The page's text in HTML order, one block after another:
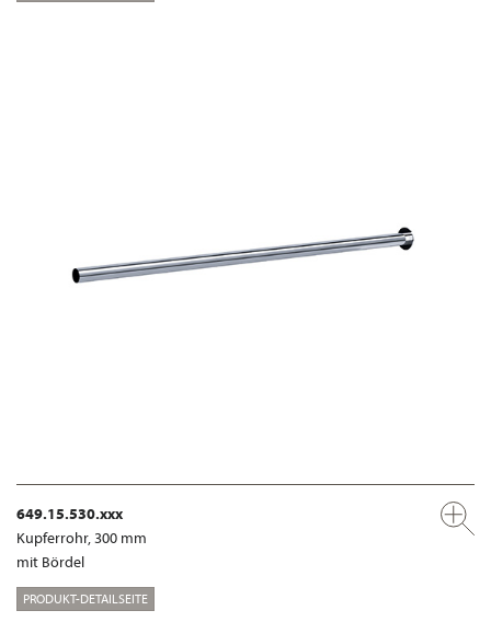
649.15.530.xxx
Kupferrohr, 300 mm
mit Bördel
PRODUKT-DETAILSEITE